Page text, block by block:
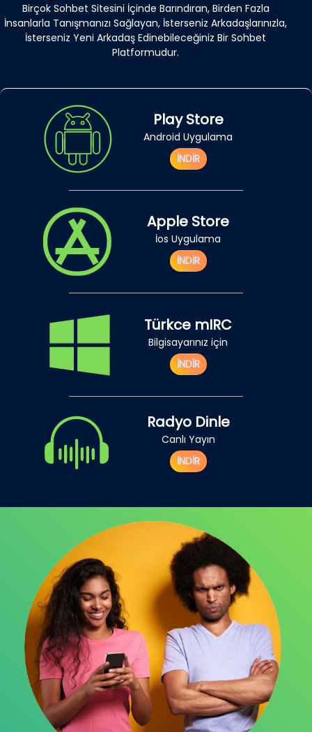
Birçok Sohbet Sitesini İçinde Barındıran, Birden Fazla
İnsanlarla Tanışmanızı Sağlayan, İsterseniz Arkadaşlarınızla,
İsterseniz Yeni Arkadaş Edinebileceğiniz Bir Sohbet
Platformudur.
Play Store
Android Uygulama
İNDİR
Apple Store
İos Uygulama
İNDİR
Türkce mIRC
Bilgisayarınız için
İNDİR
Radyo Dinle
Canlı Yayın
İNDİR